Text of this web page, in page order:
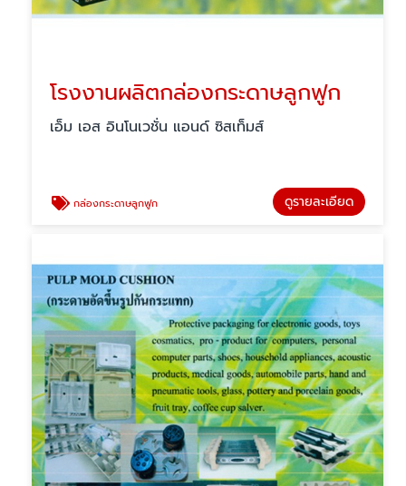
โรงงานผลิตกล่องกระดาษลูกฟูก
เอ็ม เอส อินโนเวชั่น แอนด์ ซิสเท็มส์
กล่องกระดาษลูกฟูก ดูรายละเอียด